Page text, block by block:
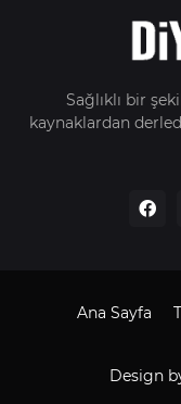
Sağlıklı bir
kaynaklardan
Design
Ana Sayfa